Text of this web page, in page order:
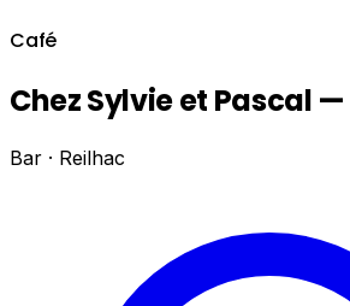
Café
Chez Sylvie et Pascal
Bar · Reilhac